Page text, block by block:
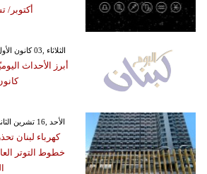
أكتوبر/
GMT 12:52 2019 الثلاثاء ,03 كانون الأول / ديسمبر
أبرز الأحداث
كانون
GMT 16:47 2025 الأحد ,16 تشرين الثاني / نوفمبر
كهرباء لبنان
خطوط التوتر